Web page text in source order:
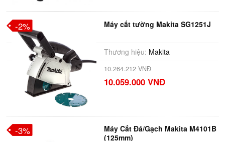
Máy cắt tường Makita SG1251J
Thương hiệu: Makita
10.264.212 VNĐ
10.059.000 VNĐ
-2%
Máy Cắt Đá/Gạch Makita M4101B
(125mm)
-3%